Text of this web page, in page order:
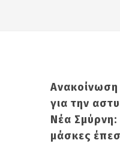
για την
Νέα Σμύρνη:
μάσκες